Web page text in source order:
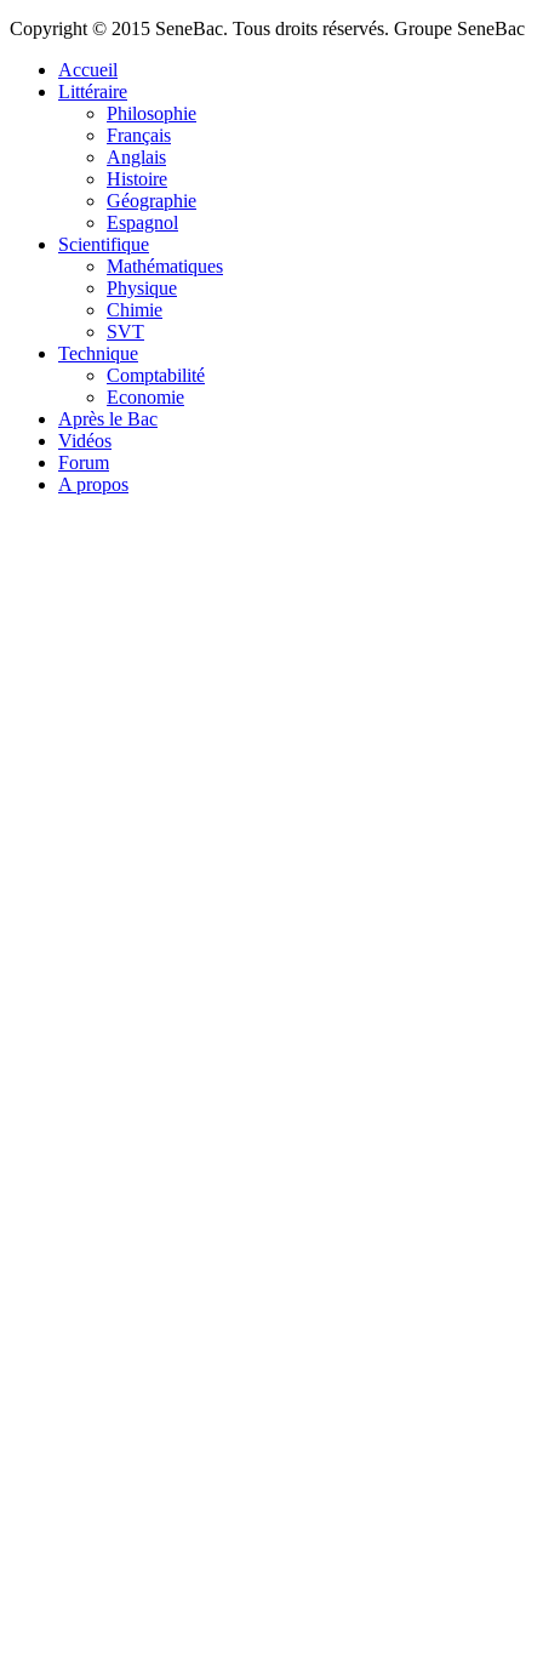
Copyright © 2015 SeneBac. Tous droits réservés. Groupe SeneBac
Accueil
Littéraire
Philosophie
Français
Anglais
Histoire
Géographie
Espagnol
Scientifique
Mathématiques
Physique
Chimie
SVT
Technique
Comptabilité
Economie
Après le Bac
Vidéos
Forum
A propos